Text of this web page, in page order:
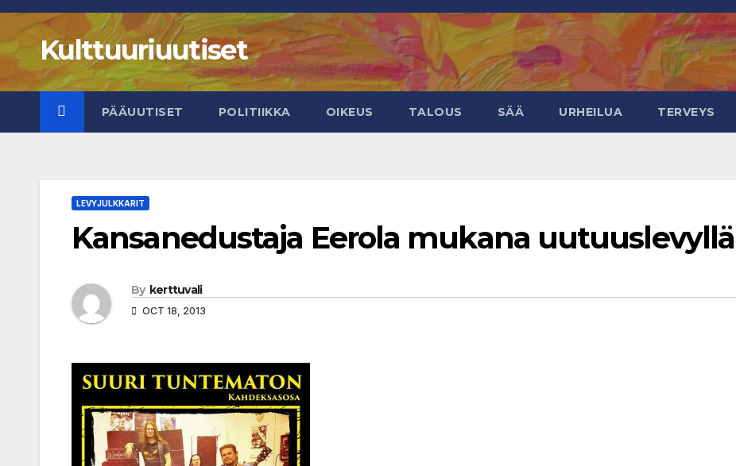
Skip
contentKulttuuriuutiset
PÄÄUUTISET POLITIIKKA OIKEUS TALOUS SÄÄ URHEILUA TERVEYS
LEVYJULKKARIT
Kansanedustaja Eerola mukana uutuuslevyllä
By kerttuvali
OCT 18, 2013